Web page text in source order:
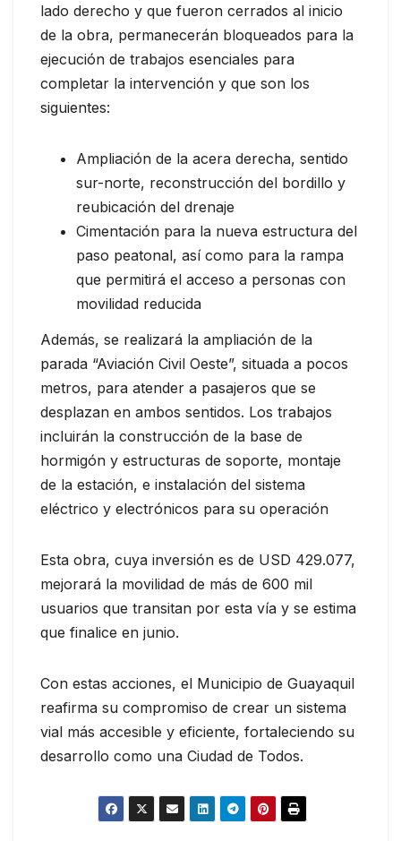
lado derecho y que fueron cerrados al inicio
de la obra, permanecerán bloqueados para la
ejecución de trabajos esenciales para
completar la intervención y que son los
siguientes:
Ampliación de la acera derecha, sentido
sur-norte, reconstrucción del bordillo y
reubicación del drenaje
Cimentación para la nueva estructura del
paso peatonal, así como para la rampa
que permitirá el acceso a personas con
movilidad reducida
Además, se realizará la ampliación de la
parada “Aviación Civil Oeste”, situada a pocos
metros, para atender a pasajeros que se
desplazan en ambos sentidos. Los trabajos
incluirán la construcción de la base de
hormigón y estructuras de soporte, montaje
de la estación, e instalación del sistema
eléctrico y electrónicos para su operación
Esta obra, cuya inversión es de USD 429.077,
mejorará la movilidad de más de 600 mil
usuarios que transitan por esta vía y se estima
que finalice en junio.
Con estas acciones, el Municipio de Guayaquil
reafirma su compromiso de crear un sistema
vial más accesible y eficiente, fortaleciendo su
desarrollo como una Ciudad de Todos.